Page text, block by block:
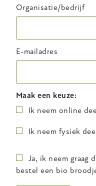
Organisatie/bedrijf
E-mailadres
Maak een keuze:
Ik neem online
Ik neem fysiek
Ja, ik neem graag
bestel een bio